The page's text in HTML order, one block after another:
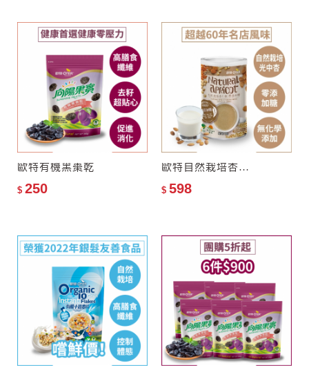
無加糖、無加油、無防腐
精選高品質大棗粒等級
專業Ashlock去核技術，保
留完整飽滿棗粒
心看的到！
歐特有機黑棗乾
$ 250
歐特自然栽培杏仁飲–零添加糖
$ 598